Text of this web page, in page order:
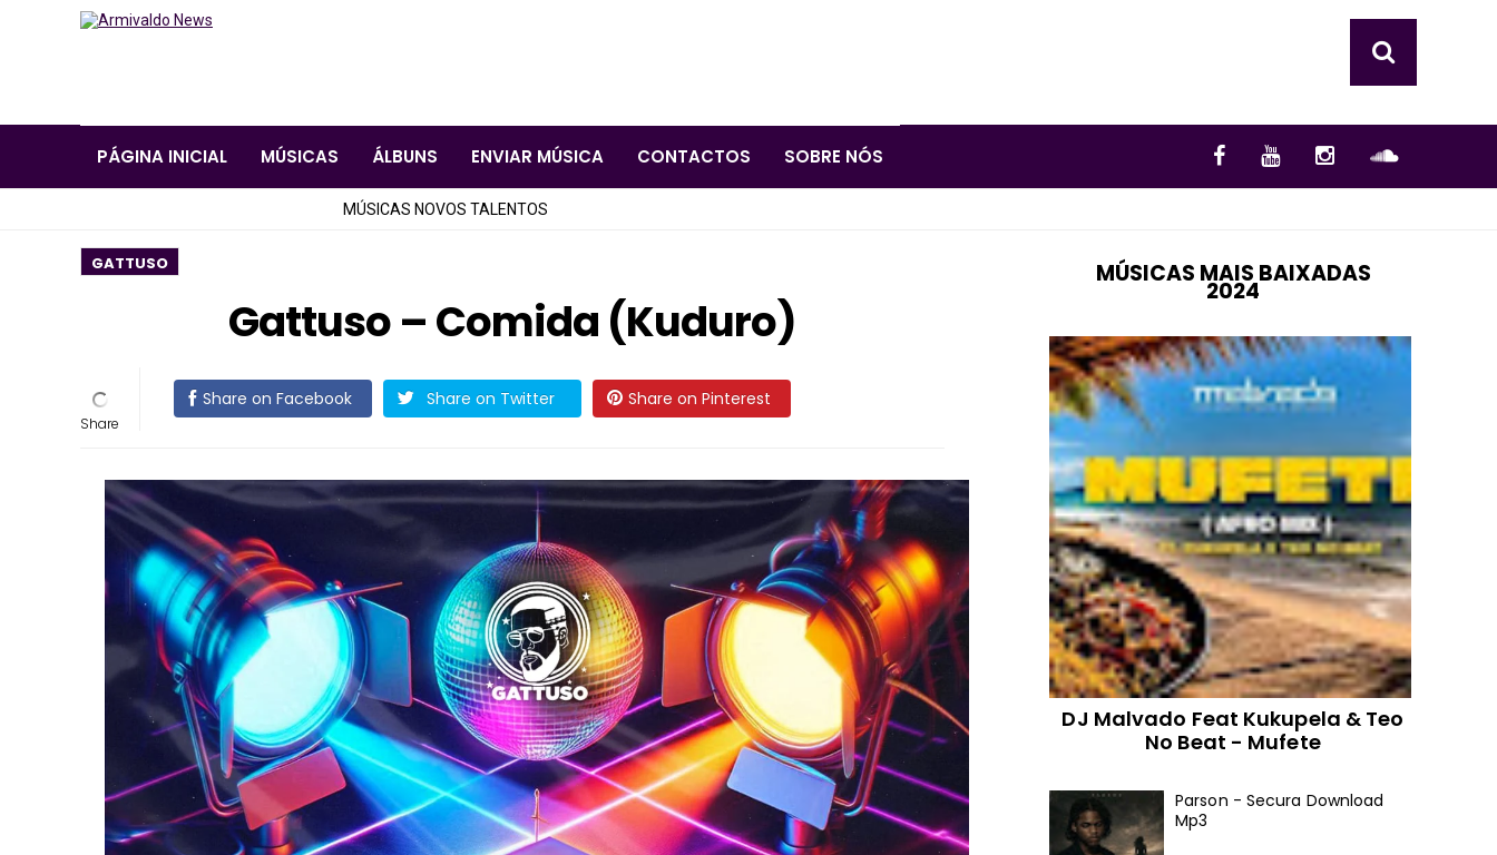
PÁGINA INICIAL MÚSICAS ÁLBUNS ENVIAR MÚSICA CONTACTOS SOBRE NÓS
MÚSICAS NOVOS TALENTOS
GATTUSO
Gattuso – Comida (Kuduro)
Share on Facebook Share on Twitter Share on Pinterest
MÚSICAS MAIS BAIXADAS
2024
DJ Malvado Feat Kukupela & Teo
No Beat - Mufete
Parson - Secura Download
Mp3